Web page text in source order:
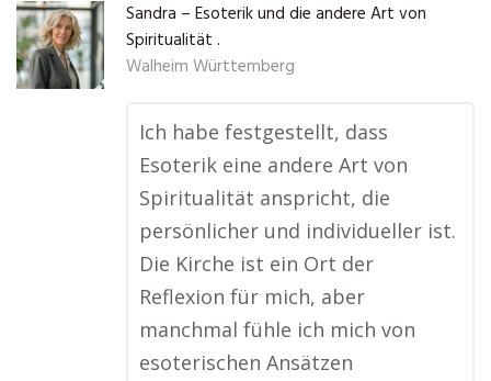
Sandra – Esoterik und die andere Art von
Spiritualität .
Walheim Württemberg
Ich habe festgestellt, dass
Esoterik eine andere Art von
Spiritualität anspricht, die
persönlicher und individueller ist.
Die Kirche ist ein Ort der
Reflexion für mich, aber
manchmal fühle ich mich von
esoterischen Ansätzen